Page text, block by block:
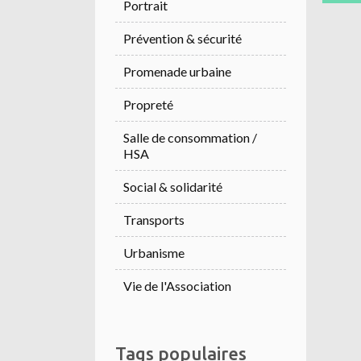
Portrait
Prévention & sécurité
Promenade urbaine
Propreté
Salle de consommation /
HSA
Social & solidarité
Transports
Urbanisme
Vie de l'Association
Tags populaires